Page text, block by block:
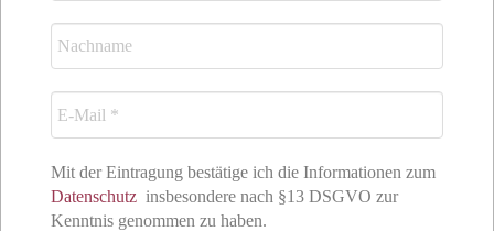
Mit der Eintragung bestätige ich die Informationen zum
Datenschutz insbesondere nach §13 DSGVO zur
Kenntnis genommen zu haben.